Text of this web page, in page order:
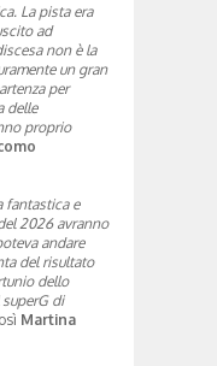
La pista era
ad
non è la
un gran
per
delle
proprio
fantastica e
2026 avranno
andare
del risultato
dello
di
Martina